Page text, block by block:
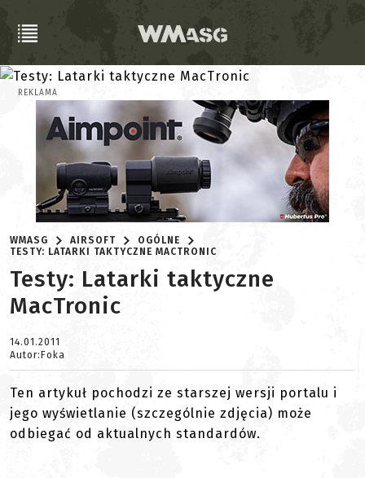
REKLAMA
WMASG AIRSOFT
OGÓLNE
TESTY: LATARKI TAKTYCZNE MACTRONIC
Testy: Latarki taktyczne
MacTronic
14.01.2011
Autor:Foka
Ten artykuł pochodzi ze starszej wersji portalu i
jego wyświetlanie (szczególnie zdjęcia) może
odbiegać od aktualnych standardów.